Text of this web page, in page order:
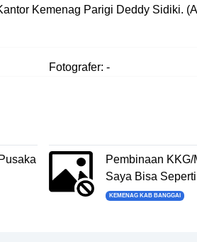
Kemenag Parigi Deddy Sidiki.
Fotografer: -
Pembinaan KKG/
Saya Bisa
KEMENAG KAB BANGGAI